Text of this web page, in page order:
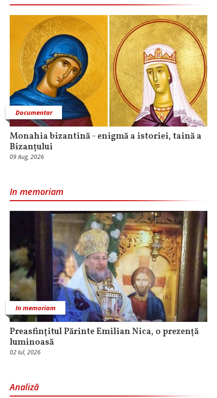
Documentar
Monahia bizantină - enigmă a istoriei, taină a
Bizanțului
09 Aug, 2026
In memoriam
In memoriam
Preasfințitul Părinte Emilian Nica, o prezență
luminoasă
02 Iul, 2026
Analiză